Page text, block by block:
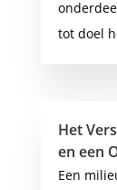
tot doel
Het
en een
Een